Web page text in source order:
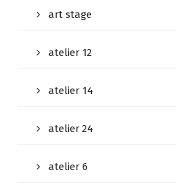
art stage
atelier 12
atelier 14
atelier 24
atelier 6